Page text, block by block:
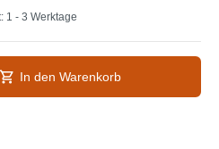
1 - 3 Werktage
In den Warenkorb